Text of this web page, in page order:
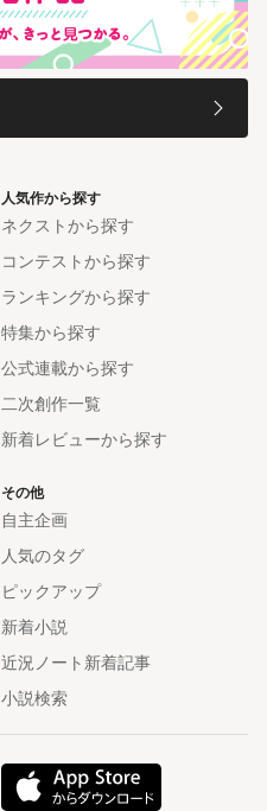
人気作から探す
ネクストから探す
コンテストから探す
ランキングから探す
特集から探す
公式連載から探す
二次創作一覧
新着レビューから探す
その他
自主企画
人気のタグ
ピックアップ
新着小説
近況ノート新着記事
小説検索